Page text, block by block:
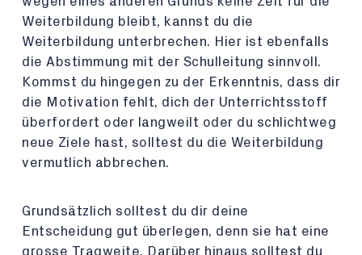
Weiterbildung bleibt, kannst du die
Weiterbildung unterbrechen. Hier ist ebenfalls
die Abstimmung mit der Schulleitung sinnvoll.
Kommst du hingegen zu der Erkenntnis, dass dir
die Motivation fehlt, dich der Unterrichtsstoff
überfordert oder langweilt oder du schlichtweg
neue Ziele hast, solltest du die Weiterbildung
vermutlich abbrechen.
Grundsätzlich solltest du dir deine
Entscheidung gut überlegen, denn sie hat eine
grosse Tragweite. Darüber hinaus solltest du